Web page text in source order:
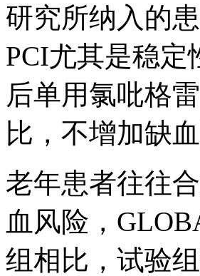
研究所纳入的
PCI尤其是稳
后单用氯吡格
比，不增加缺
老年患者往往
血风险，
组相比，试验